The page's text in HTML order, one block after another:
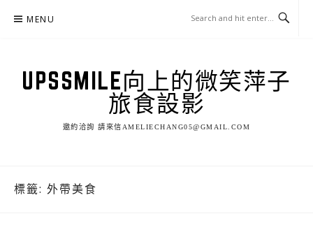
MENU
UPSSMILE向上的微笑萍子
旅食設影
邀約洽詢 請來信AMELIECHANG05@GMAIL.COM
標籤: 外帶美食